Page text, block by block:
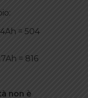
= 504
= 816
non è